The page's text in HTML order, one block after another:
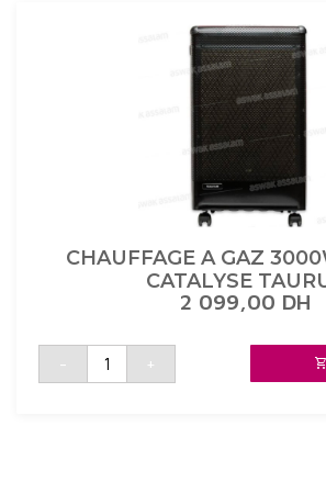
CHAUFFAGE A GAZ
CATALYSE
2 099,00 DH
-
quantité
CHAUFFAGE
+